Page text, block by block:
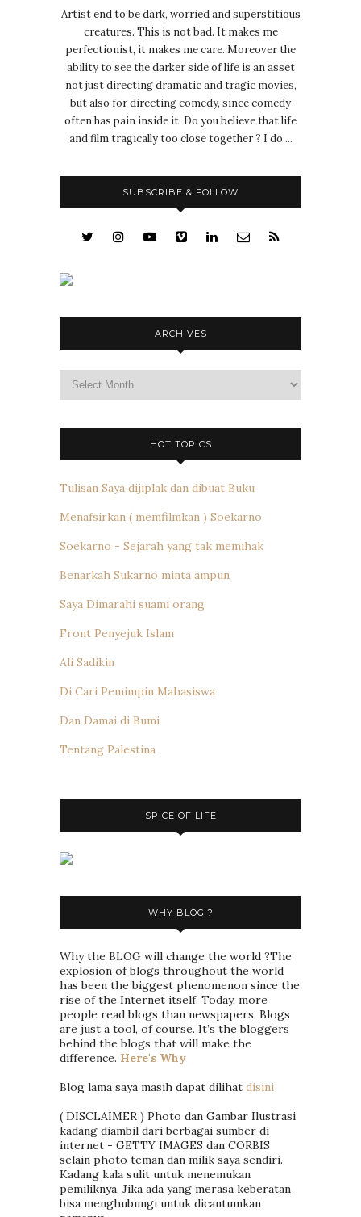
Artist end to be dark, worried and superstitious
creatures. This is not bad. It makes me
perfectionist, it makes me care. Moreover the
ability to see the darker side of life is an asset
not just directing dramatic and tragic movies,
but also for directing comedy, since comedy
often has pain inside it. Do you believe that life
and film tragically too close together ? I do ...
SUBSCRIBE & FOLLOW
ARCHIVES
HOT TOPICS
Tulisan Saya dijiplak dan dibuat Buku
Menafsirkan ( memfilmkan ) Soekarno
Soekarno - Sejarah yang tak memihak
Benarkah Sukarno minta ampun
Saya Dimarahi suami orang
Front Penyejuk Islam
Ali Sadikin
Di Cari Pemimpin Mahasiswa
Dan Damai di Bumi
Tentang Palestina
SPICE OF LIFE
WHY BLOG ?
Why the BLOG will change the world ?The
explosion of blogs throughout the world
has been the biggest phenomenon since the
rise of the Internet itself. Today, more
people read blogs than newspapers. Blogs
are just a tool, of course. It’s the bloggers
behind the blogs that will make the
difference. Here's Why
Blog lama saya masih dapat dilihat disini
( DISCLAIMER ) Photo dan Gambar Ilustrasi
kadang diambil dari berbagai sumber di
internet - GETTY IMAGES dan CORBIS
selain photo teman dan milik saya sendiri.
Kadang kala sulit untuk menemukan
pemiliknya. Jika ada yang merasa keberatan
bisa menghubungi untuk dicantumkan